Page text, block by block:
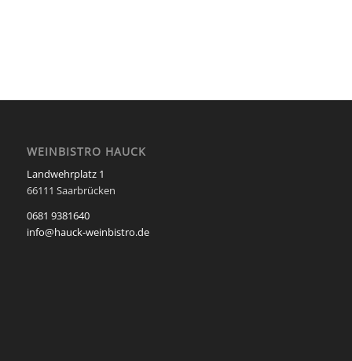
WEINBISTRO HAUCK
Landwehrplatz 1
66111 Saarbrücken
0681 9381640
info@hauck-weinbistro.de